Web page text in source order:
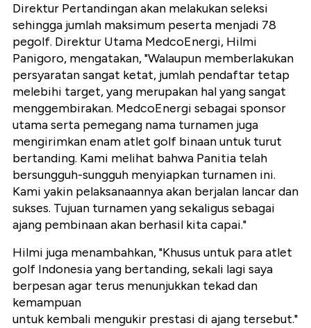
Direktur Pertandingan akan melakukan seleksi
sehingga jumlah maksimum peserta menjadi 78
pegolf. Direktur Utama MedcoEnergi, Hilmi
Panigoro, mengatakan, "Walaupun memberlakukan
persyaratan sangat ketat, jumlah pendaftar tetap
melebihi target, yang merupakan hal yang sangat
menggembirakan. MedcoEnergi sebagai sponsor
utama serta pemegang nama turnamen juga
mengirimkan enam atlet golf binaan untuk turut
bertanding. Kami melihat bahwa Panitia telah
bersungguh-sungguh menyiapkan turnamen ini.
Kami yakin pelaksanaannya akan berjalan lancar dan
sukses. Tujuan turnamen yang sekaligus sebagai
ajang pembinaan akan berhasil kita capai."
Hilmi juga menambahkan, "Khusus untuk para atlet
golf Indonesia yang bertanding, sekali lagi saya
berpesan agar terus menunjukkan tekad dan
kemampuan
untuk kembali mengukir prestasi di ajang tersebut."